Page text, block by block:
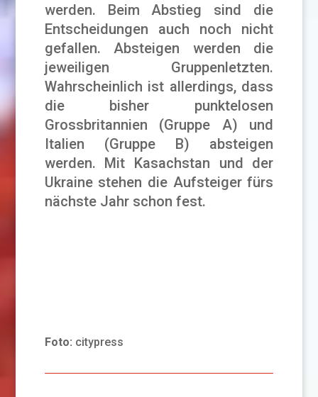
werden. Beim Abstieg sind die
Entscheidungen auch noch nicht
gefallen. Absteigen werden die
jeweiligen Gruppenletzten.
Wahrscheinlich ist allerdings, dass
die bisher punktelosen
Grossbritannien (Gruppe A) und
Italien (Gruppe B) absteigen
werden. Mit Kasachstan und der
Ukraine stehen die Aufsteiger fürs
nächste Jahr schon fest.
Foto: citypress